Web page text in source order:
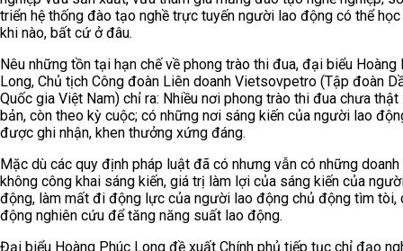
triển hệ thống đào tạo nghề trực tuyến người lao động có thể
khi nào, bất cứ ở đâu.
Nêu những tồn tại hạn chế về phong trào thi đua, đại biểu Hoàng
Long, Chủ tịch Công đoàn Liên doanh Vietsovpetro (Tập đoàn
Quốc gia Việt Nam) chỉ ra: Nhiều nơi phong trào thi đua chưa
bản, còn theo kỳ cuộc; có những nơi sáng kiến của người lao
được ghi nhận, khen thưởng xứng đáng.
Mặc dù các quy định pháp luật đã có nhưng vẫn có những doanh
không công khai sáng kiến, giá trị làm lợi của sáng kiến của
động, làm mất đi động lực của người lao động chủ động tìm tòi,
động nghiên cứu để tăng năng suất lao động.
Đại biểu Hoàng Phúc Long đề xuất Chính phủ tiếp tục chỉ đạo